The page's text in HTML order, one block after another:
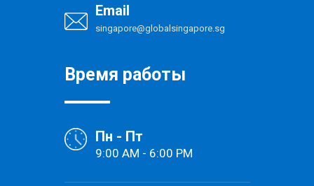
Email
singapore@globalsingapore.sg
Время работы
Пн - Пт
9:00 AM - 6:00 PM